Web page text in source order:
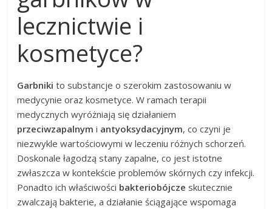
lecznictwie i
kosmetyce?
Garbniki to substancje o szerokim zastosowaniu w
medycynie oraz kosmetyce. W ramach terapii
medycznych wyróżniają się działaniem
przeciwzapalnym i antyoksydacyjnym, co czyni je
niezwykle wartościowymi w leczeniu różnych schorzeń.
Doskonale łagodzą stany zapalne, co jest istotne
zwłaszcza w kontekście problemów skórnych czy infekcji.
Ponadto ich właściwości bakteriobójcze skutecznie
zwalczają bakterie, a działanie ściągające wspomaga